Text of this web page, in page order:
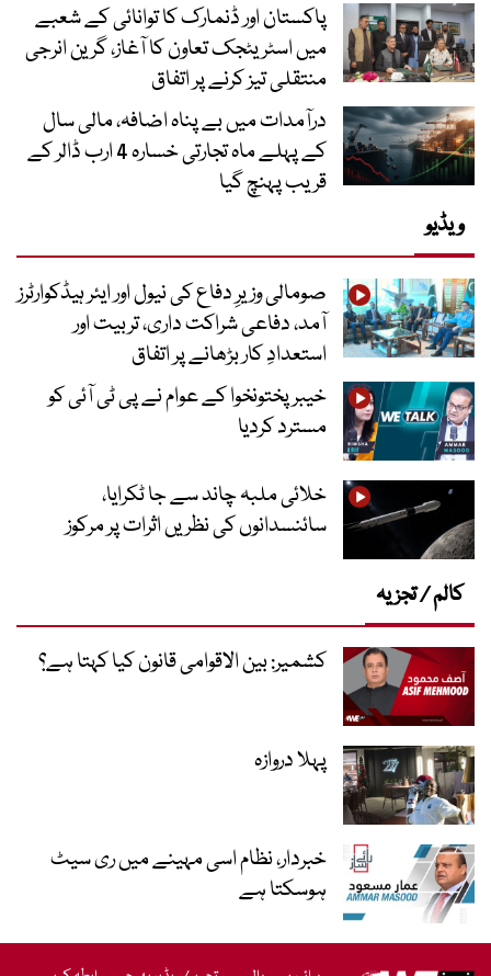
پاکستان اور ڈنمارک کا توانائی کے شعبے
میں اسٹریٹجک تعاون کا آغاز، گرین انرجی
منتقلی تیز کرنے پر اتفاق
درآمدات میں بے پناہ اضافہ، مالی سال
کے پہلے ماہ تجارتی خسارہ 4 ارب ڈالر کے
قریب پہنچ گیا
ویڈیو
صومالی وزیرِ دفاع کی نیول اور ایئر ہیڈکوارٹرز
آمد، دفاعی شراکت داری، تربیت اور
استعدادِ کار بڑھانے پر اتفاق
خیبرپختونخوا کے عوام نے پی ٹی آئی کو
مسترد کردیا
خلائی ملبہ چاند سے جا ٹکرایا،
سائنسدانوں کی نظریں اثرات پر مرکوز
کالم / تجزیہ
کشمیر: بین الاقوامی قانون کیا کہتا ہے؟
پہلا دروازہ
خبردار، نظام اسی مہینے میں ری سیٹ
ہوسکتا ہے